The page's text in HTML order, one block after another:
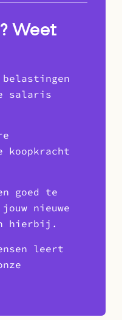
Weet
salaris
koopkracht
goed te
nieuwe
hierbij.
leert